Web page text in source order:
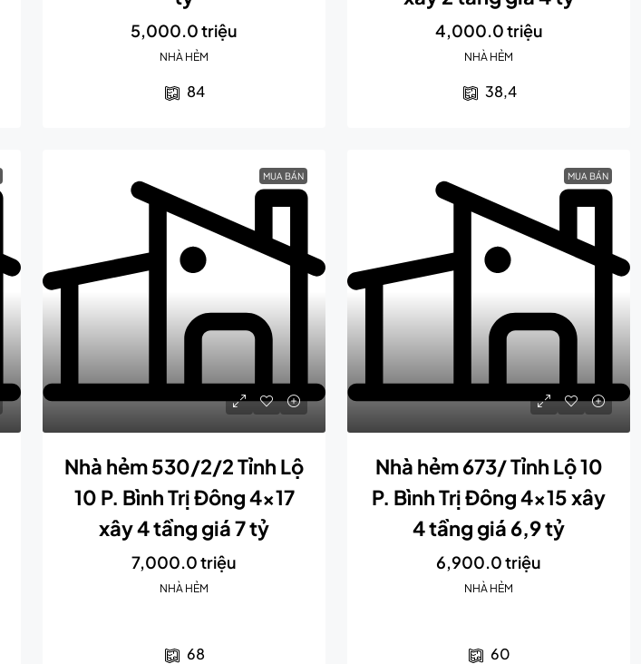
5,000.0 triệu
NHÀ HẺM
84
4,000.0 triệu
NHÀ HẺM
38,4
MUA BÁN
Nhà hẻm 530/2/2 Tỉnh Lộ
10 P. Bình Trị Đông 4×17
xây 4 tầng giá 7 tỷ
7,000.0 triệu
NHÀ HẺM
68
MUA BÁN
Nhà hẻm 673/ Tỉnh Lộ 10
P. Bình Trị Đông 4×15 xây
4 tầng giá 6,9 tỷ
6,900.0 triệu
NHÀ HẺM
60